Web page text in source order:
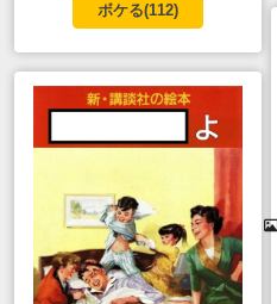
ボケる(112)